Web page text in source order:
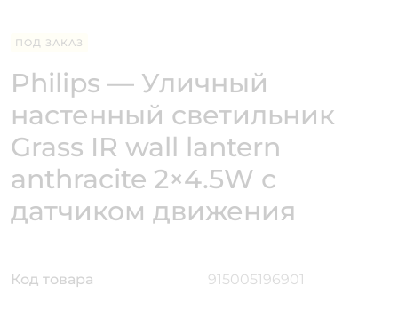
ПОД ЗАКАЗ
Philips — Уличный
настенный светильник
Grass IR wall lantern
anthracite 2×4.5W с
датчиком движения
Код товара 915005196901